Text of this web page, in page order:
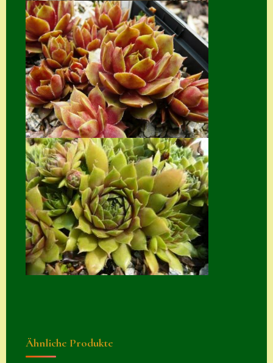
suche
Semps von A – Z
Shop
Suche
Sue Thomas
Translator
Versand
Versand von
Semps
Warenkorb
Warenkorb
Widerrufsbelehru
ng
Ähnliche Produkte